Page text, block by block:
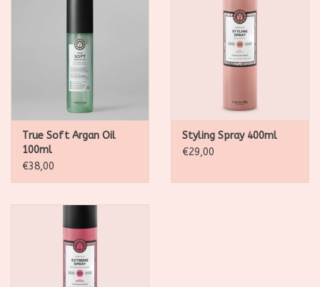
True Soft Argan Oil
100ml
€38,00
Styling Spray 400ml
€29,00